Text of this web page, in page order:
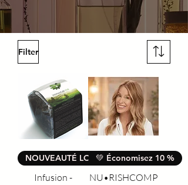
Filter
NOUVEAUTÉ LONGÉVITÉ
Infusion -
💚 Économisez 10 %
NU•RISHCOMP